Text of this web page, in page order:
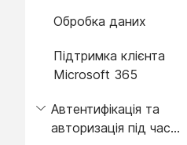
Обробка даних
Підтримка клієнта
Microsoft 365
Автентифікація та
авторизація під час